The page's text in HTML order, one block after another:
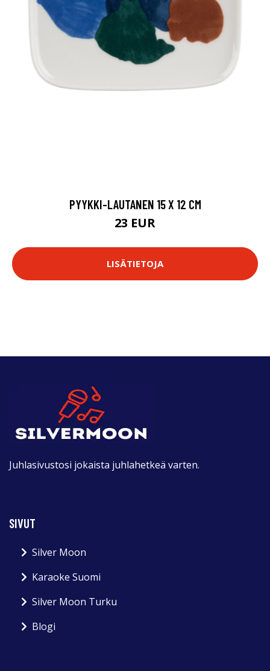
PYYKKI-LAUTANEN 15 X 12 CM
23 EUR
LISÄTIETOJA
Juhlasivustosi jokaista juhlahetkeä varten.
SIVUT
Silver Moon
Karaoke Suomi
Silver Moon Turku
Blogi